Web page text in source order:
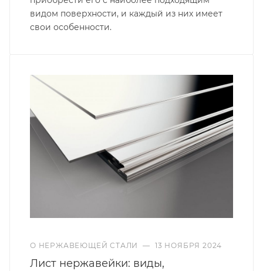
видом поверхности, и каждый из них имеет
свои особенности.
О НЕРЖАВЕЮЩЕЙ СТАЛИ — 13 НОЯБРЯ 2024
Лист нержавейки: виды,